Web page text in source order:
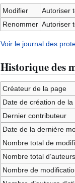
Modifier
Autoriser
Renommer Autoriser
Voir le journal des
Historique des
Créateur de la page
Date de création de la
Dernier contributeur
Date de la dernière
Nombre total de
Nombre total
Nombre de